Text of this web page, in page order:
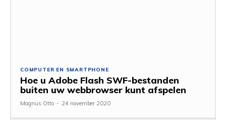
COMPUTER EN SMARTPHONE
Hoe u Adobe Flash SWF-bestanden
buiten uw webbrowser kunt afspelen
Magnus Otto - 24 november 2020